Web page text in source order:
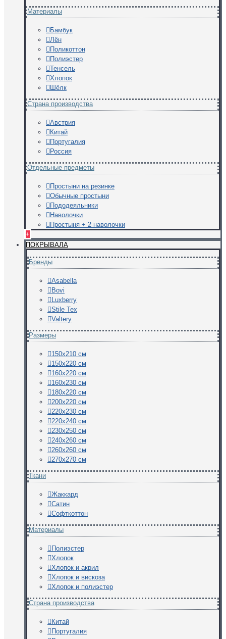
Материалы
Бамбук
Лён
Поликоттон
Полиэстер
Тенсель
Хлопок
Шёлк
Страна производства
Австрия
Китай
Португалия
Россия
Отдельные предметы
Простыни на резинке
Обычные простыни
Пододеяльники
Наволочки
Простыня + 2 наволочки
+
ПОКРЫВАЛА
Бренды
Asabella
Bovi
Luxberry
Stile Tex
Valtery
Размеры
150х210 см
150х220 см
160х220 см
160х230 см
180х220 см
200х220 см
220х230 см
220х240 см
230х250 см
240х260 см
260х260 см
270х270 см
Ткани
Жаккард
Сатин
Софткоттон
Материалы
Полиэстер
Хлопок
Хлопок и акрил
Хлопок и вискоза
Хлопок и полиэстер
Страна производства
Китай
Португалия